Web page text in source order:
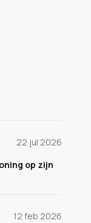
22 jul 2026
op zijn
12 feb 2026